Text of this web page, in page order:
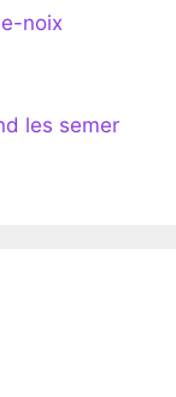
noix
les semer